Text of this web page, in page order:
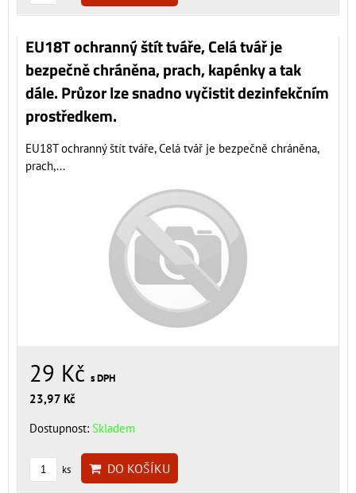
EU18T ochranný štít tváře, Celá tvář je
bezpečně chráněna, prach, kapénky a tak
dále. Průzor lze snadno vyčistit dezinfekčním
prostředkem.
EU18T ochranný štít tváře, Celá tvář je bezpečně chráněna,
prach,...
29 Kč s DPH
23,97 Kč
Dostupnost: Skladem
ks DO KOŠÍKU